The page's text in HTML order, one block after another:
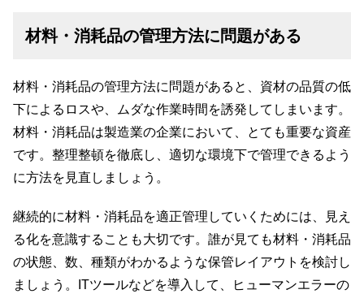
材料・消耗品の管理方法に問題がある
材料・消耗品の管理方法に問題があると、資材の品質の低
下によるロスや、ムダな作業時間を誘発してしまいます。
材料・消耗品は製造業の企業において、とても重要な資産
です。整理整頓を徹底し、適切な環境下で管理できるよう
に方法を見直しましょう。
継続的に材料・消耗品を適正管理していくためには、見え
る化を意識することも大切です。誰が見ても材料・消耗品
の状態、数、種類がわかるような保管レイアウトを検討し
ましょう。ITツールなどを導入して、ヒューマンエラーの